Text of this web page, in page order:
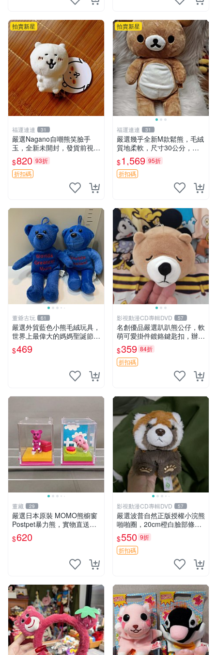
拍賣新星
福運連連 31
嚴選Nagano自嘲熊笑臉手
玉，全新未開封，發貨前視頻
確認，海南 廣西 貴州 嚴選N
agano自嘲熊笑臉手玉，全新
未開封，發貨前視頻確認，四
$820 93折
折扣碼
拍賣新星
福運連連 31
嚴選幾乎全新M款鬆熊，毛絨
質地柔軟，尺寸30公分，做
工精緻可愛，適合收藏或贈送
親友。中古使用痕跡，手感依
然優良。 鬆熊 嬰熊 毛玩偶
$1,569 95折
折扣碼
董爺古玩 61
嚴選外貿藍色小熊毛絨玩具，
世界上最偉大的媽媽聖誕節推
薦禮物 五角星 兒童玩具 母親
節
$469
影視動漫CD專輯DVD 57
名創優品嚴選趴趴熊公仔，軟
萌可愛掛件鍍鉻鍵匙扣，辦公
放松好選擇 趴趴熊 鍍鉻鍵匙
扣 萬用掛件
$359 84折
折扣碼
董藏 29
嚴選日本原裝 MOMO熊櫥窗
Postpet暴力熊，實物直送新
臺灣。MOMO熊 暴力熊 熊貓
櫥窗
$620
影視動漫CD專輯DVD 57
嚴選波普自然正版授權小浣熊
啪啪圈，20cm橙白臉部條紋
清晰，毛絨超萌贈品推薦。
小浣熊 波普 圈環
$550 9折
折扣碼